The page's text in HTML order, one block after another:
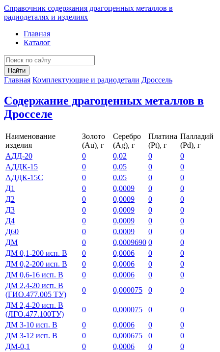
Справочник содержания драгоценных металлов в
радиодеталях и изделиях
Главная
Каталог
Найти
Главная Комплектующие и радиодетали Дроссель
Содержание драгоценных металлов в
Дросселе
Наименование
изделия
Золото
(Au), г
Серебро
(Ag), г
Платина
(Pt), г
Палладий
(Pd), г
АДД-20
0 0,02 0
0
АДДК-15
0 0,05 0
0
АДДК-15С
0 0,05 0
0
Д1
0 0,0009 0
0
Д2
0 0,0009 0
0
Д3
0 0,0009 0
0
Д4
0 0,0009 0
0
Д60
0 0,0009 0
0
ДМ
0 0,0009690 0
0
ДМ 0,1-200 исп. В
0 0,0006 0
0
ДМ 0,2-200 исп. В
0 0,0006 0
0
ДМ 0,6-16 исп. В
0 0,0006 0
0
ДМ 2,4-20 исп. В
(ГИО.477.005 ТУ)
0 0,000075 0
0
ДМ 2,4-20 исп. В
(ЛГО.477.100ТУ)
0 0,000075 0
0
ДМ 3-10 исп. В
0 0,0006 0
0
ДМ 3-12 исп. В
0 0,000675 0
0
ДМ-0,1
0 0,0006 0
0